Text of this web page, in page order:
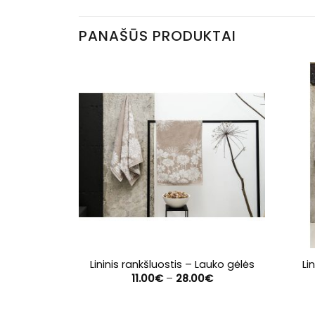
PANAŠŪS PRODUKTAI
Lininis rankšluostis – Lauko gėlės
11.00€ – 28.00€Price